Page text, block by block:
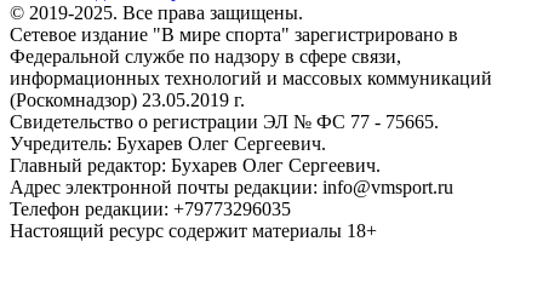
© 2019-2025. Все права защищены.
Сетевое издание "В мире спорта" зарегистрировано в
Федеральной службе по надзору в сфере связи,
информационных технологий и массовых коммуникаций
(Роскомнадзор) 23.05.2019 г.
Свидетельство о регистрации ЭЛ № ФС 77 - 75665.
Учредитель: Бухарев Олег Сергеевич.
Главный редактор: Бухарев Олег Сергеевич.
Адрес электронной почты редакции: info@vmsport.ru
Телефон редакции: +79773296035
Настоящий ресурс содержит материалы 18+